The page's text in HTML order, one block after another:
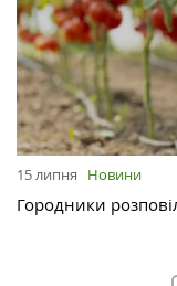
15 липня Новини
Городники